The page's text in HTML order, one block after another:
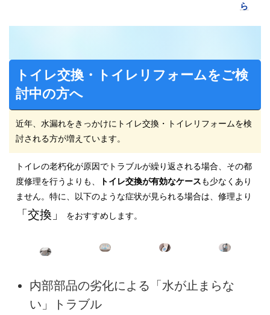
ら
トイレ交換・トイレリフォームをご検
討中の方へ
近年、水漏れをきっかけにトイレ交換・トイレリフォームを検
討される方が増えています。
トイレの老朽化が原因でトラブルが繰り返される場合、その都
度修理を行うよりも、
トイレ交換が有効なケースも少なくあり
ません。特に、以下のような症状が見られる場合は、修理より
「交換」 をおすすめします。
内部部品の劣化による「水が止まらな
い」トラブル